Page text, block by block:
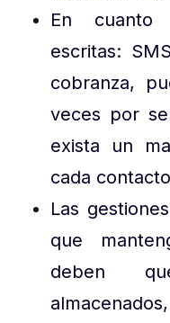
En cuanto
escritas:
cobranza,
veces por
exista un
cada
Las
que
deben